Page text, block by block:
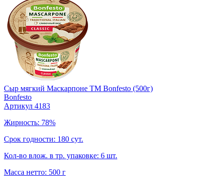
Сыр мягкий Маскарпоне TM Bonfesto (500г)
Bonfesto
Артикул 4183
Жирность: 78%
Срок годности: 180 сут.
Кол-во влож. в тр. упаковке: 6 шт.
Масса нетто: 500 г